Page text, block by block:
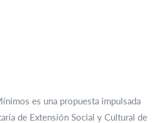
es una propuesta impulsada
de Extensión Social y Cultural de